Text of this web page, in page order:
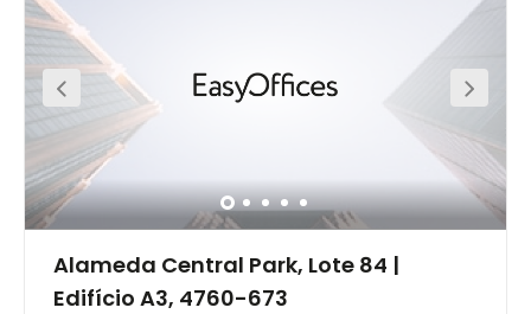
the centre's locality, you can find a cake shop, 'MULTI-
PURPOSE OF AREOSA' auditorium, as well as an
abundance of restaurants in which you can entertain
and impress clients. It is highly accessible from the E1
and A1 road links.
Alameda Central Park, Lote 84 |
Edifício A3, 4760-673